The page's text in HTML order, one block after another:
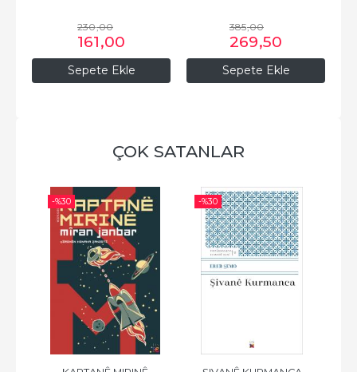
Sepete Ekle
230,00
161,00
Sepete Ekle
385,00
269,50
ÇOK SATANLAR
-%30 -%30